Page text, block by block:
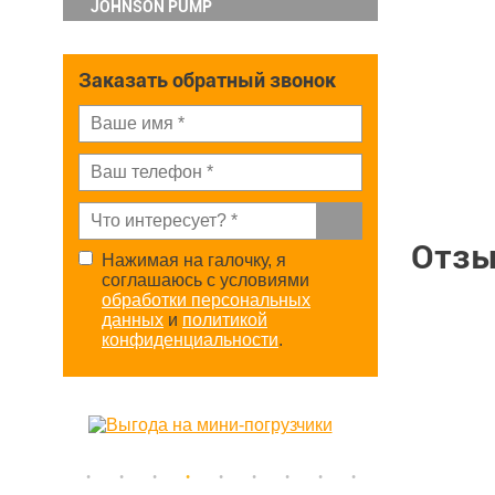
JOHNSON PUMP
Заказать обратный звонок
Нажимая на галочку, я
соглашаюсь с условиями
обработки персональных
данных и политикой
конфиденциальности.